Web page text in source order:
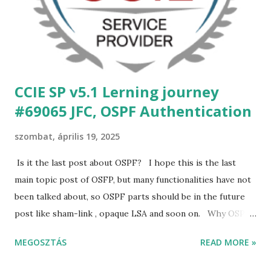
számomra aktualitás éppen a CCIE vizsga és annak
pozitívan könyvelhető eredménye, ezért élménybeszámoló
jelleggel írhatok majd egy kis szösszenetet a Segment
Routing megoldásokról és ahhoz kapcsolható egyéb
CCIE SP v5.1 Lerning journey
#69065 JFC, OSPF Authentication
szombat, április 19, 2025
Is it the last post about OSPF? I hope this is the last
main topic post of OSFP, but many functionalities have not
been talked about, so OSPF parts should be in the future
post like sham-link , opaque LSA and soon on. Why OSPF
providers use IGP authentication? As I mentioned in my
MEGOSZTÁS READ MORE »